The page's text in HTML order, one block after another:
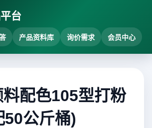
台
产品资料库 询价需求 会员中心
配色105型打粉
50公斤桶)